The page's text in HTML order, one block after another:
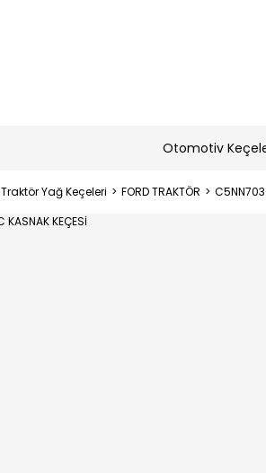
Otomotiv
Traktör Yağ Keçeleri FORD TRAKTÖR